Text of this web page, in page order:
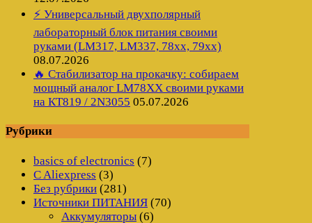
⚡ Универсальный двухполярный
лабораторный блок питания своими
руками (LM317, LM337, 78xx, 79xx)
08.07.2026
🔥 Стабилизатор на прокачку: собираем
мощный аналог LM78XX своими руками
на КТ819 / 2N3055 05.07.2026
Рубрики
basics of electronics (7)
C Aliexpress (3)
Без рубрики (281)
Источники ПИТАНИЯ (70)
Аккумуляторы (6)